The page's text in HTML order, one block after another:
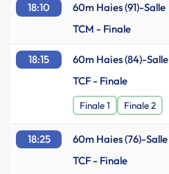
18:10 60m Haies (91)-Salle
TCM - Finale
18:15 60m Haies (84)-Salle
TCF - Finale
Finale 1 Finale 2
18:25 60m Haies (76)-Salle
TCF - Finale